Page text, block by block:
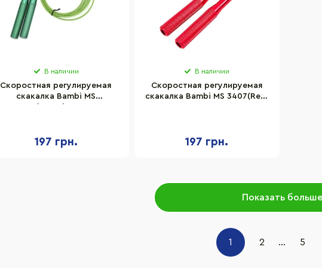
В наличии
Скоростная регулируемая
скакалка Bambi MS
197 грн.
В наличии
Скоростная регулируемая
скакалка Bambi MS 3407(Red)
197 грн.
Показать больше
1 2 ... 5